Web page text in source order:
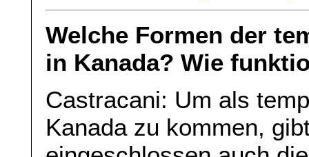
Welche Formen der
in Kanada? Wie
Castracani: Um als
Kanada zu kommen,